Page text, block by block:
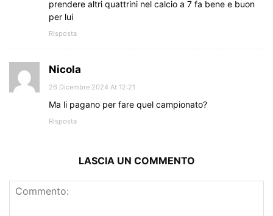
prendere altri quattrini nel calcio a 7 fa bene e buon
per lui
Risposta
Nicola
26 Dicembre 2024 At 12:21
Ma li pagano per fare quel campionato?
Risposta
LASCIA UN COMMENTO